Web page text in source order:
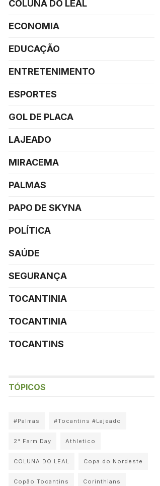
COLUNA DO LEAL
ECONOMIA
EDUCAÇÃO
ENTRETENIMENTO
ESPORTES
GOL DE PLACA
LAJEADO
MIRACEMA
PALMAS
PAPO DE SKYNA
POLÍTICA
SAÚDE
SEGURANÇA
TOCANTINIA
TOCANTINIA
TOCANTINS
TÓPICOS
#Palmas #Tocantins #Lajeado
2° Farm Day Athletico
COLUNA DO LEAL Copa do Nordeste
Copão Tocantins Corinthians